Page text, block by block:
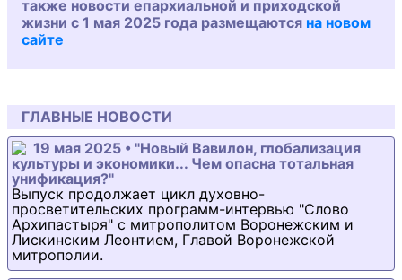
также новости епархиальной и приходской
жизни с 1 мая 2025 года размещаются на новом
сайте
ГЛАВНЫЕ НОВОСТИ
19 мая 2025 • "Новый Вавилон, глобализация
культуры и экономики... Чем опасна тотальная
унификация?"
Выпуск продолжает цикл духовно-
просветительских программ-интервью "Слово
Архипастыря" с митрополитом Воронежским и
Лискинским Леонтием, Главой Воронежской
митрополии.